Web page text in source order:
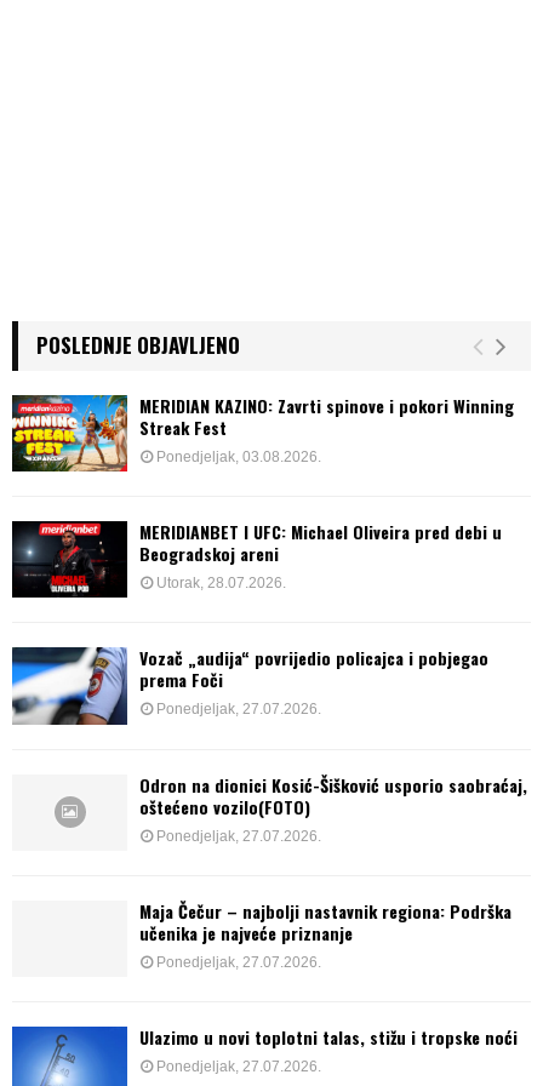
POSLEDNJE OBJAVLJENO
MERIDIAN KAZINO: Zavrti spinove i pokori Winning
Streak Fest
Ponedjeljak, 03.08.2026.
MERIDIANBET I UFC: Michael Oliveira pred debi u
Beogradskoj areni
Utorak, 28.07.2026.
Vozač „audija“ povrijedio policajca i pobjegao
prema Foči
Ponedjeljak, 27.07.2026.
Odron na dionici Kosić-Šišković usporio saobraćaj,
oštećeno vozilo(FOTO)
Ponedjeljak, 27.07.2026.
Maja Čečur – najbolji nastavnik regiona: Podrška
učenika je najveće priznanje
Ponedjeljak, 27.07.2026.
Ulazimo u novi toplotni talas, stižu i tropske noći
Ponedjeljak, 27.07.2026.